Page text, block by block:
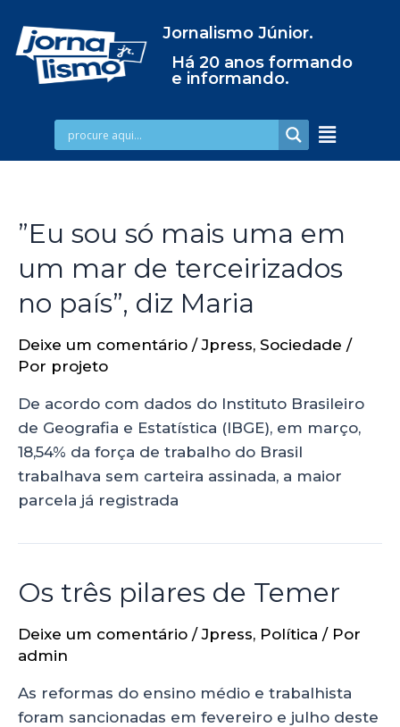
Jornalismo Júnior.
Há 20 anos formando
e informando.
”Eu sou só mais uma em
um mar de terceirizados
no país”, diz Maria
Deixe um comentário /Jpress, Sociedade /
Por projeto
De acordo com dados do Instituto Brasileiro
de Geografia e Estatística (IBGE), em março,
18,54% da força de trabalho do Brasil
trabalhava sem carteira assinada, a maior
parcela já registrada
Os três pilares de Temer
Deixe um comentário /Jpress, Política / Por
admin
As reformas do ensino médio e trabalhista
foram sancionadas em fevereiro e julho deste